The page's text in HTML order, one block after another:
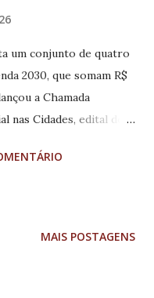
um conjunto de quatro
2030, que somam R$
a Chamada
nas Cidades, edital do
étnico-racial.
1,5 milhão e R$ 2,5
MAIS POSTAGENS